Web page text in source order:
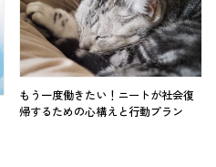
もう一度働きたい！ニートが社会復
帰するための心構えと行動プラン